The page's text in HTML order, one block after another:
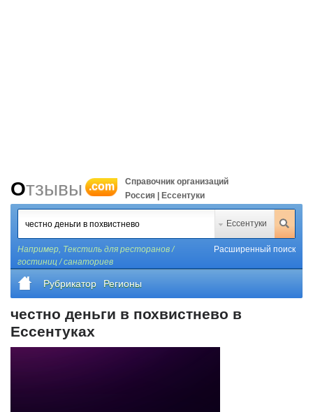
Отзывы .com
Справочник организаций
Россия | Ессентуки
Ессентуки
Например, Текстиль для ресторанов /
гостиниц / санаториев
Расширенный поиск
Рубрикатор Регионы
честно деньги в похвистнево в
Ессентуках